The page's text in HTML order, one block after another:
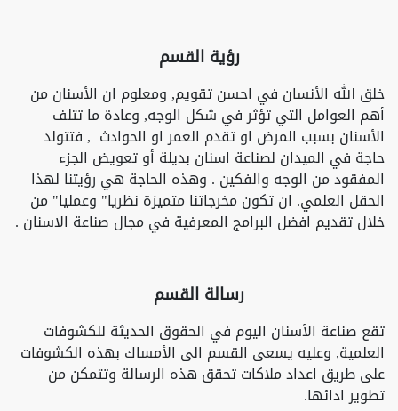
رؤية القسم
خلق الله الأنسان في احسن تقويم, ومعلوم ان الأسنان من
أهم العوامل التي تؤثر في شكل الوجه, وعادة ما تتلف
الأسنان بسبب المرض او تقدم العمر او الحوادث , فتتولد
حاجة في الميدان لصناعة اسنان بديلة أو تعويض الجزء
المفقود من الوجه والفكين . وهذه الحاجة هي رؤيتنا لهذا
الحقل العلمي. ان تكون مخرجاتنا متميزة نظريا" وعمليا" من
خلال تقديم افضل البرامج المعرفية في مجال صناعة الاسنان .
رسالة القسم
تقع صناعة الأسنان اليوم في الحقوق الحديثة للكشوفات
العلمية, وعليه يسعى القسم الى الأمساك بهذه الكشوفات
على طريق اعداد ملاكات تحقق هذه الرسالة وتتمكن من
تطوير ادائها.